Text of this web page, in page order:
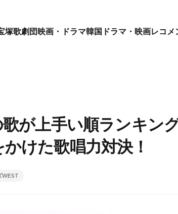
塚歌劇団映画・ドラマ韓国ドラマ・映画レコメ
が上手い順ランキン
けた歌唱力対決！
WEST